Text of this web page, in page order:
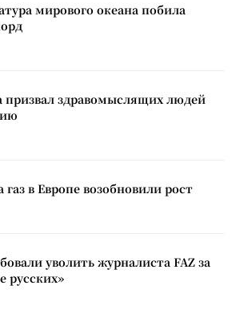
мирового океана побила
здравомыслящих людей
в Европе возобновили рост
уволить журналиста FAZ за
русских»